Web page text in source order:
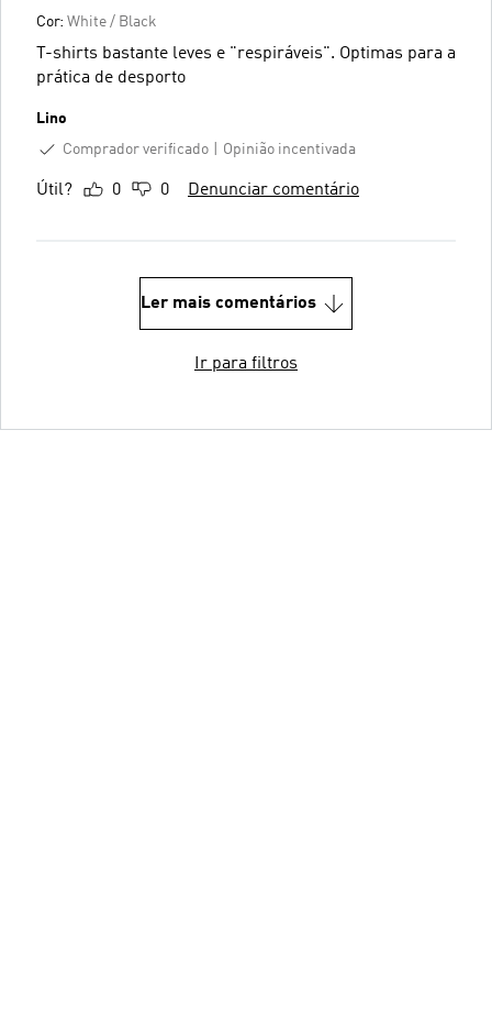
Cor: White / Black
T-shirts bastante leves e "respiráveis". Optimas para a
prática de desporto
Lino
Comprador verificado
Opinião incentivada
Útil? 0 0 Denunciar comentário
Ler mais comentários
Ir para filtros